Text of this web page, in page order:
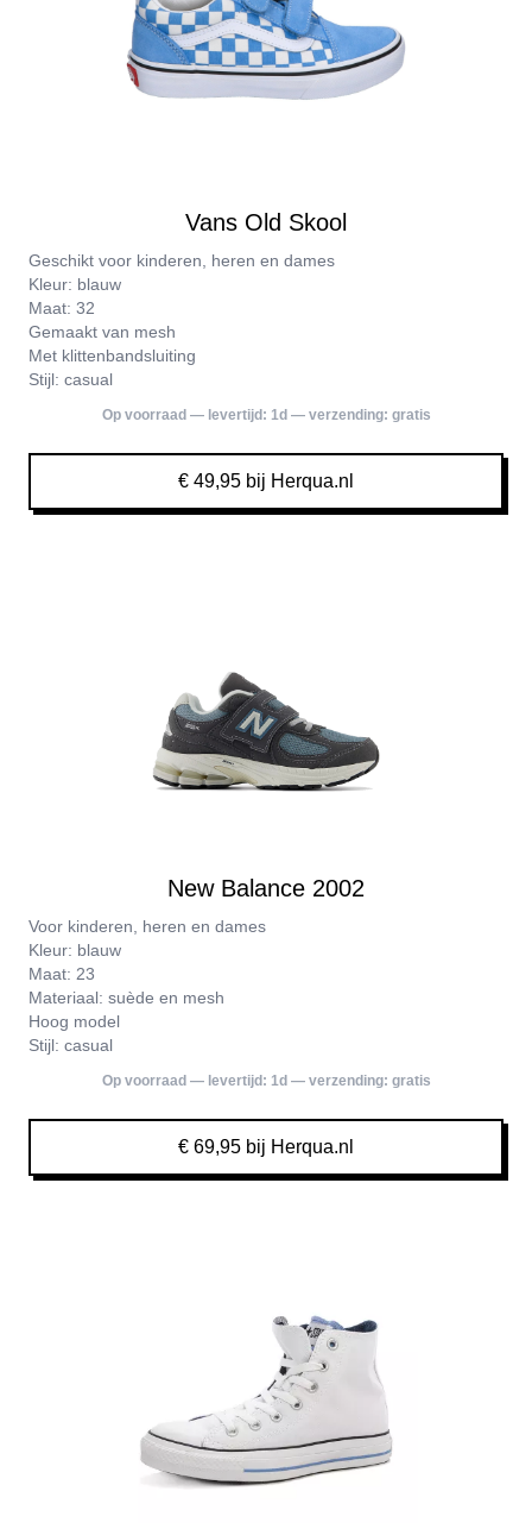
Vans Old Skool
Geschikt voor kinderen, heren en dames
Kleur: blauw
Maat: 32
Gemaakt van mesh
Met klittenbandsluiting
Stijl: casual
Op voorraad — levertijd: 1d — verzending: gratis
€ 49,95 bij Herqua.nl
New Balance 2002
Voor kinderen, heren en dames
Kleur: blauw
Maat: 23
Materiaal: suède en mesh
Hoog model
Stijl: casual
Op voorraad — levertijd: 1d — verzending: gratis
€ 69,95 bij Herqua.nl